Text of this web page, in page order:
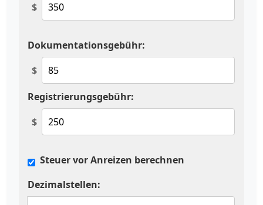
$
Dokumentationsgebühr:
$
Registrierungsgebühr:
$
Steuer vor Anreizen berechnen
Dezimalstellen: